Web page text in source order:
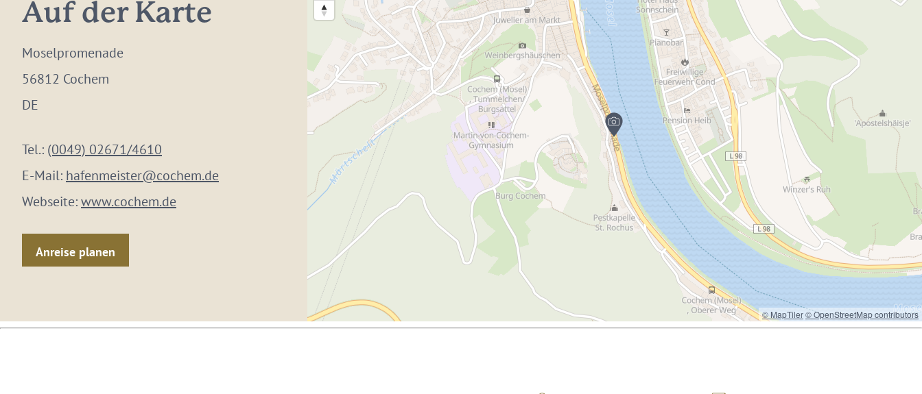
Auf der Karte
Moselpromenade
56812 Cochem
DE
Tel.: (0049) 02671/4610
E-Mail: hafenmeister@cochem.de
Webseite:www.cochem.de
Anreise planen
© MapTiler© OpenStreetMap contributors